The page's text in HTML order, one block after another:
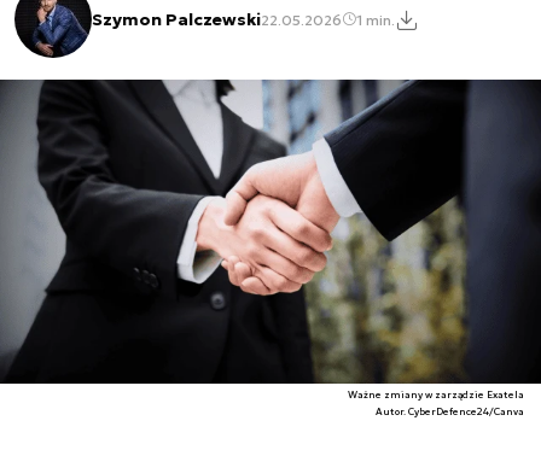
Szymon Palczewski22.05.2026 1 min.
Ważne zmiany w zarządzie Exatela
Autor. CyberDefence24/Canva